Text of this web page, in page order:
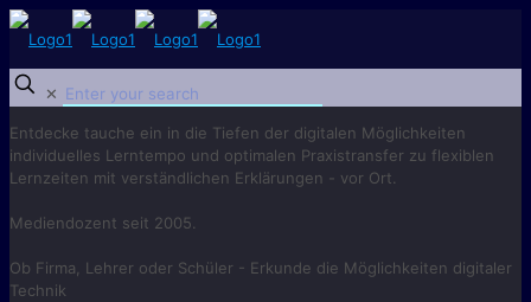
✕
Entdecke tauche ein in die Tiefen der digitalen Möglichkeiten
individuelles Lerntempo und optimalen Praxistransfer zu flexiblen
Lernzeiten mit verständlichen Erklärungen - vor Ort.
Mediendozent seit 2005.
Ob Firma, Lehrer oder Schüler - Erkunde die Möglichkeiten digitaler
Technik